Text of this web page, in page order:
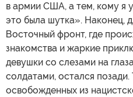
в армии США, а тем, кому я
это была шутка». Наконец,
Восточный фронт, где
знакомства и жаркие
девушки со слезами на
солдатами, остался
освобожденных из